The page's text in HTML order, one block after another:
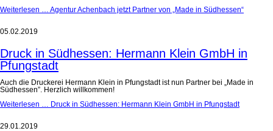
Weiterlesen … Agentur Achenbach jetzt Partner von „Made in Südhessen“
05.02.2019
Druck in Südhessen: Hermann Klein GmbH in
Pfungstadt
Auch die Druckerei Hermann Klein in Pfungstadt ist nun Partner bei „Made in
Südhessen”. Herzlich willkommen!
Weiterlesen … Druck in Südhessen: Hermann Klein GmbH in Pfungstadt
29.01.2019